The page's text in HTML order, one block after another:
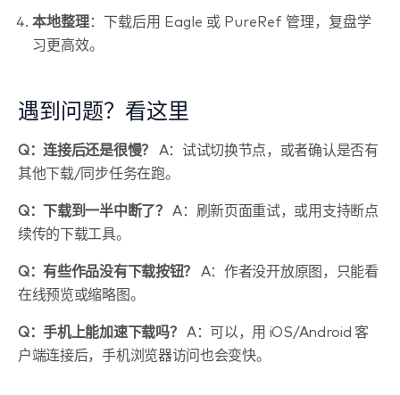
本地整理：下载后用 Eagle 或 PureRef 管理，复盘学
习更高效。
遇到问题？看这里
Q：连接后还是很慢？
A：试试切换节点，或者确认是否有
其他下载/同步任务在跑。
Q：下载到一半中断了？
A：刷新页面重试，或用支持断点
续传的下载工具。
Q：有些作品没有下载按钮？
A：作者没开放原图，只能看
在线预览或缩略图。
Q：手机上能加速下载吗？
A：可以，用 iOS/Android 客
户端连接后，手机浏览器访问也会变快。